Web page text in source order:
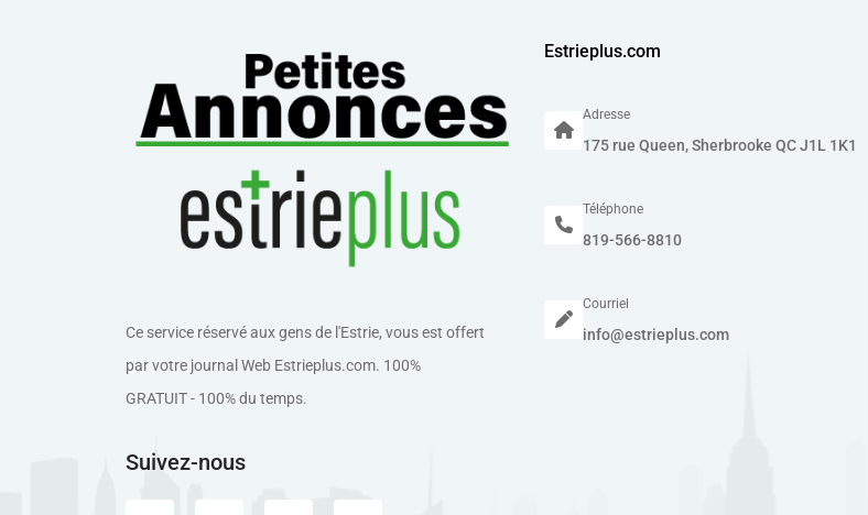
Ce service réservé aux gens de l'Estrie, vous est offert
par votre journal Web Estrieplus.com. 100%
GRATUIT - 100% du temps.
Suivez-nous
Estrieplus.com
Adresse
175 rue Queen, Sherbrooke QC J1L 1K1
Téléphone
819-566-8810
Courriel
info@estrieplus.com